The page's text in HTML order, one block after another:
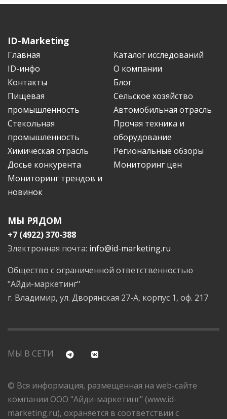
ID-Marketing
Главная
Каталог исследований
ID-инфо
О компании
Контакты
Блог
Пищевая
промышленность
Сельское хозяйство
Автомобильная отрасль
Стекольная
промышленность
Прочая техника и
оборудование
Химическая отрасль
Региональные обзоры
Досье конкурента
Мониторинг цен
Мониторинг трендов и
новинок
МЫ РЯДОМ
+7 (4922) 370-388
Электронная почта: info@id-marketing.ru
Общество с ограниченной ответственностью
"Айди-маркетинг"
г. Владимир, ул. Дворянская 27-А, корпус 1, оф. 217
МЫ В СЕТИ
© Вся информация, размещенная на web-сайте
компании ООО "Айди-маркетинг" (www.id-
marketing.ru), охраняется в соответствии с